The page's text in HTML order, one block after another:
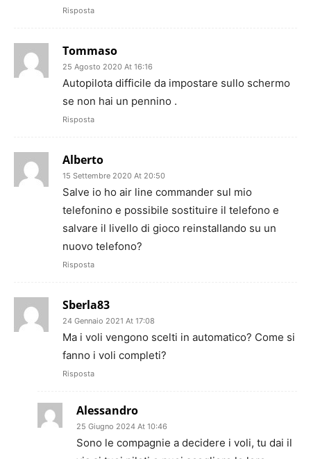
Risposta
Tommaso
25 Agosto 2020 At 16:16
Autopilota difficile da impostare sullo schermo
se non hai un pennino .
Risposta
Alberto
15 Settembre 2020 At 20:50
Salve io ho air line commander sul mio
telefonino e possibile sostituire il telefono e
salvare il livello di gioco reinstallando su un
nuovo telefono?
Risposta
Sberla83
24 Gennaio 2021 At 17:08
Ma i voli vengono scelti in automatico? Come si
fanno i voli completi?
Risposta
Alessandro
25 Giugno 2024 At 10:46
Sono le compagnie a decidere i voli, tu dai il